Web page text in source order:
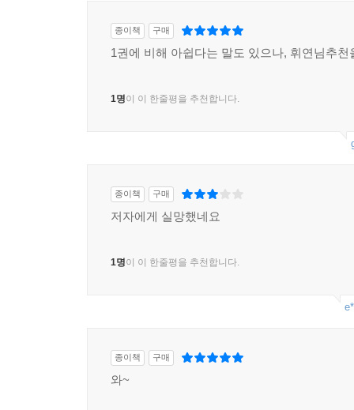
종이책 구매
1권에 비해 아쉽다는 말도 있으나, 휘연님추천
1명이 이 한줄평을 추천합니다.
종이책 구매
저자에게 실망했네요
1명이 이 한줄평을 추천합니다.
종이책 구매
와~